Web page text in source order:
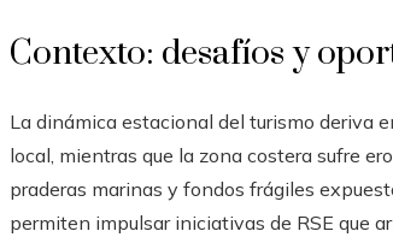
Contexto: desafíos y
La dinámica estacional del turismo deriva
local, mientras que la zona costera sufre
praderas marinas y fondos frágiles
permiten impulsar iniciativas de RSE que